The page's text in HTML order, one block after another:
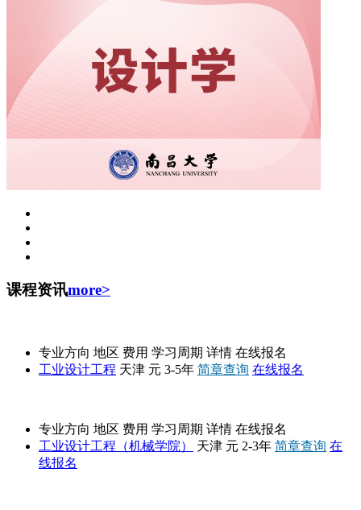
课程资讯more>
专业方向 地区 费用 学习周期 详情 在线报名
工业设计工程 天津 元 3-5年 简章查询 在线报名
专业方向 地区 费用 学习周期 详情 在线报名
工业设计工程（机械学院）
天津 元 2-3年 简章查询 在
线报名